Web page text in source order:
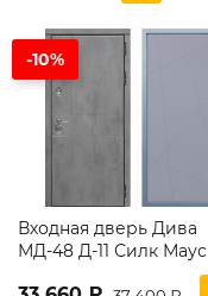
-10%
Входная дверь Дива
МД-48 Д-11 Силк Маус